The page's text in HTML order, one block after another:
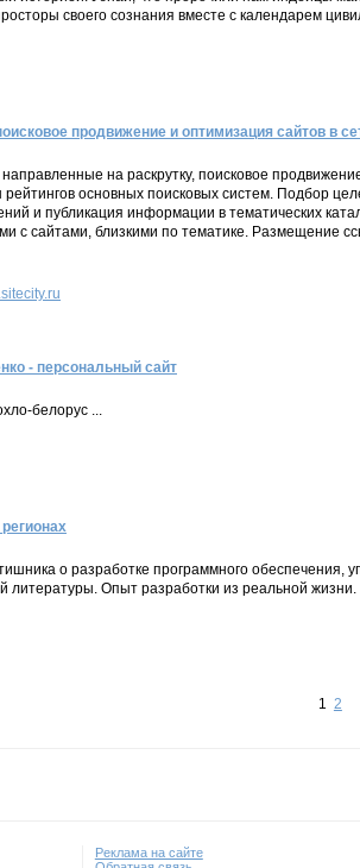
своего сознания вместе с календарем
продвижение и оптимизация сайтов в
направленные на раскрутку, поисковое
основных поисковых систем. Подбор
и публикация информации в тематических
с сайтами, близкими по тематике. Размещение
- персональный сайт
белорус ...
о разработке программного обеспечения,
литературы. Опыт разработки из реальной жизни.
1 2
Реклама на сайте